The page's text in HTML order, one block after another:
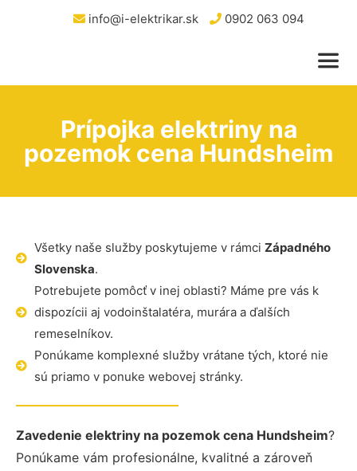
info@i-elektrikar.sk 0902 063 094
Prípojka elektriny na
pozemok cena Hundsheim
Všetky naše služby poskytujeme v rámci Západného
Slovenska.
Potrebujete pomôcť v inej oblasti? Máme pre vás k
dispozícii aj vodoinštalatéra, murára a ďalších
remeselníkov.
Ponúkame komplexné služby vrátane tých, ktoré nie
sú priamo v ponuke webovej stránky.
Zavedenie elektriny na pozemok cena Hundsheim?
Ponúkame vám profesionálne, kvalitné a zároveň